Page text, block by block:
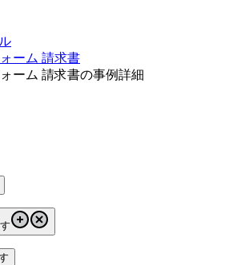
ーム 請求書
ーム 請求書の事例詳細